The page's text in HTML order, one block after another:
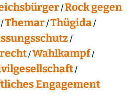
Rock gegen
Themar Thügida
Wahlkampf
Engagement